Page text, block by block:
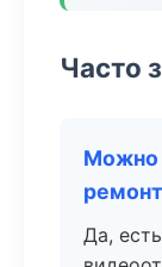
Часто
Можно
Да,